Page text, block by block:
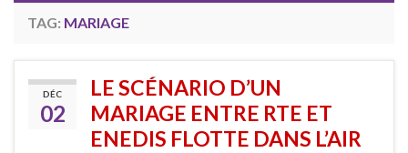
TAG: MARIAGE
DÉC
02
LE SCÉNARIO D’UN
MARIAGE ENTRE RTE ET
ENEDIS FLOTTE DANS L’AIR